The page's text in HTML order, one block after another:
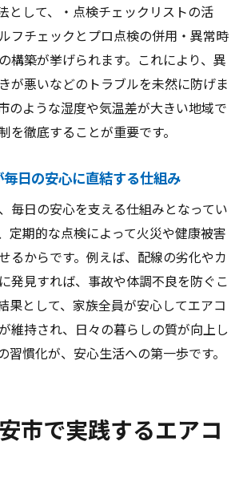
びのポイントとエアコン点検の流れ
プロ診断でエアコンを安全に保つ
なエアコンの異常サインを解説
ンの異音や異臭が示す危険サイン
動作不良など点検時の注意点
ン本体や室外機の要確認ポイント
やすいエアコン故障の初期症状
イン発見時の正しい対応方法
防に役立つ日常のエアコン管理術
エアコン清掃が安全点検に直結する
ターや周辺環境の定期チェックの重
点検が快適な運転を支えるポイン
として、・点検チェックリストの活
フチェックとプロ点検の併用・異常時
構築が挙げられます。これにより、異
が悪いなどのトラブルを未然に防げま
のような湿度や気温差が大きい地域で
を徹底することが重要です。
日の安心に直結する仕組み
毎日の安心を支える仕組みとなってい
定期的な点検によって火災や健康被害
るからです。例えば、配線の劣化やカ
発見すれば、事故や体調不良を防ぐこ
果として、家族全員が安心してエアコ
維持され、日々の暮らしの質が向上し
習慣化が、安心生活への第一歩です。
市で実践するエアコ